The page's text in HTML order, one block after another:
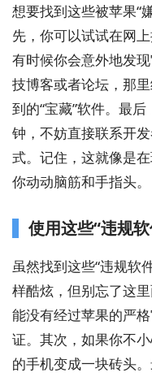
想要找到这些被苹果“
先，你可以试试在网
有时候你会意外地发
技博客或者论坛，那
到的“宝藏”软件。最
钟，不妨直接联系开
式。记住，这就像是
你动动脑筋和手指头。
使用这些“违规
虽然找到这些“违规软
样酷炫，但别忘了这
能没有经过苹果的严
证。其次，如果你不
的手机变成一块砖头